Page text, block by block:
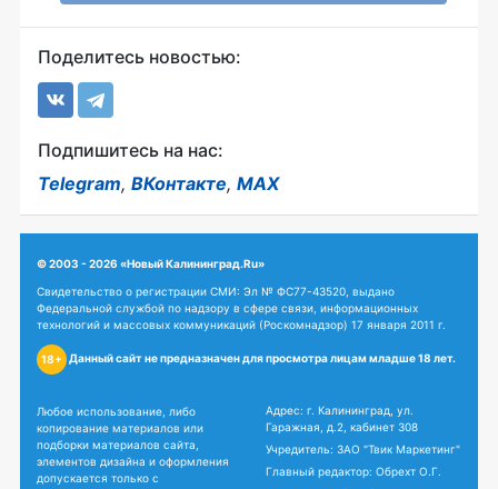
Поделитесь новостью:
Подпишитесь на нас:
Telegram, ВКонтакте, MAX
© 2003 - 2026 «Новый Калининград.Ru»
Свидетельство о регистрации СМИ: Эл № ФС77-43520, выдано
Федеральной службой по надзору в сфере связи, информационных
технологий и массовых коммуникаций (Роскомнадзор) 17 января 2011 г.
18+ Данный сайт не предназначен для просмотра лицам младше 18 лет.
Любое использование, либо
копирование материалов или
подборки материалов сайта,
элементов дизайна и оформления
допускается только с
Адрес: г. Калининград, ул.
Гаражная, д.2, кабинет 308
Учредитель: ЗАО "Твик Маркетинг"
Главный редактор: Обрехт О.Г.